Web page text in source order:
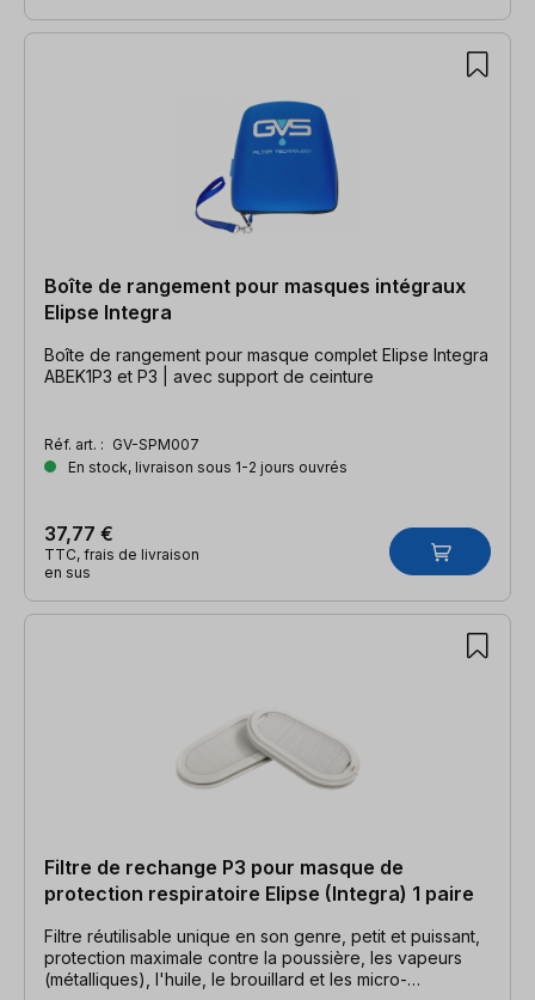
Boîte de rangement pour masques intégraux
Elipse Integra
Boîte de rangement pour masque complet Elipse Integra
ABEK1P3 et P3 | avec support de ceinture
Réf. art. : GV-SPM007
En stock, livraison sous 1-2 jours ouvrés
37,77 €
TTC, frais de livraison
en sus
Filtre de rechange P3 pour masque de
protection respiratoire Elipse (Integra) 1 paire
Filtre réutilisable unique en son genre, petit et puissant,
protection maximale contre la poussière, les vapeurs
(métalliques), l'huile, le brouillard et les micro-